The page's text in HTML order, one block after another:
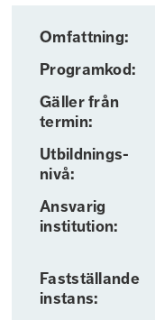
Omfattning:
Programkod:
Gäller från
termin:
Utbildnings­
nivå:
Ansvarig
institution:
Fastställande
instans: